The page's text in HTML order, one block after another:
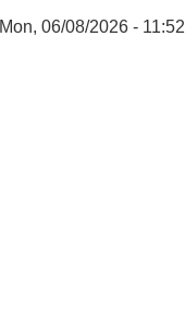
Mon, 06/08/2026 - 11:52